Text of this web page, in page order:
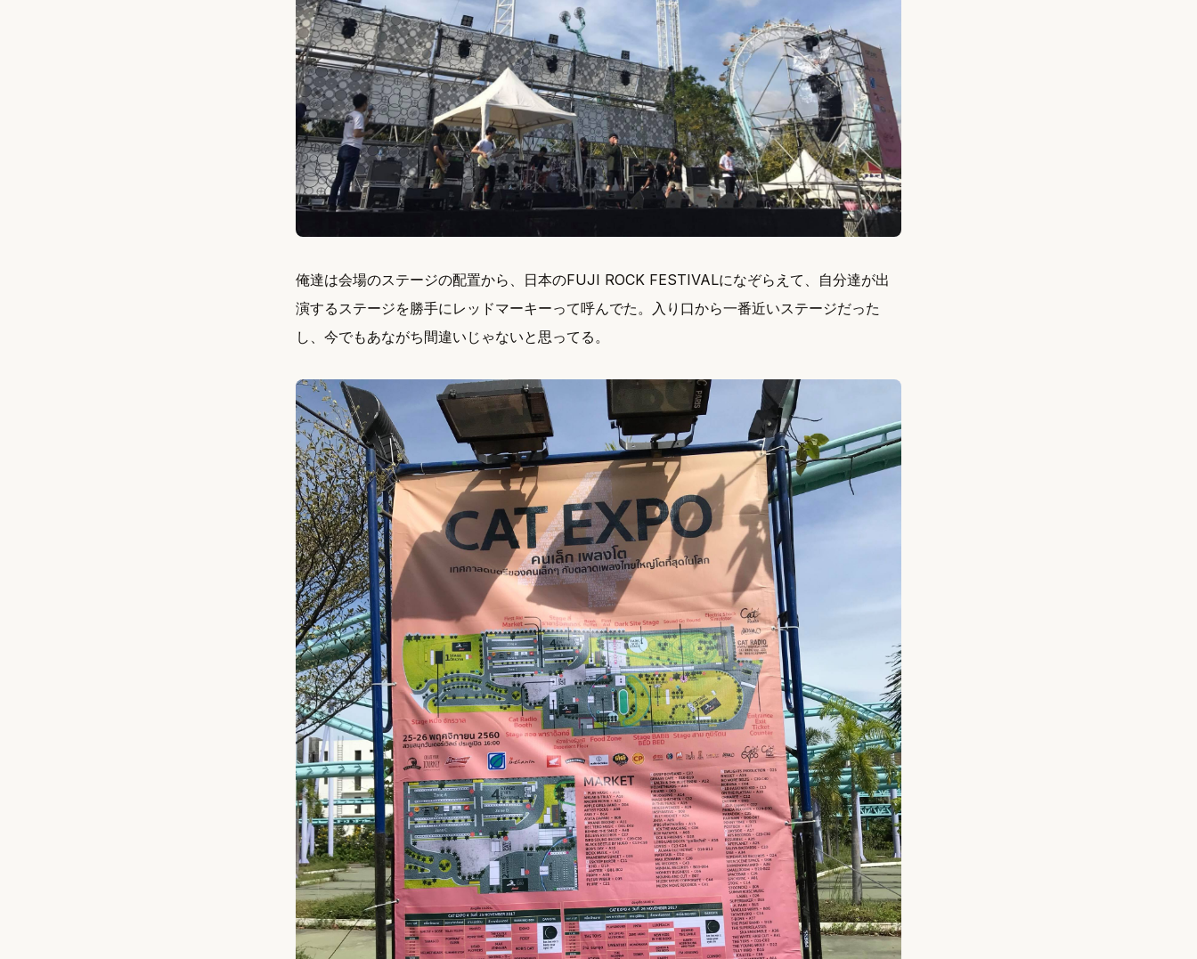
俺達は会場のステージの配置から、日本のFUJI ROCK FESTIVALになぞらえて、自分達が出
演するステージを勝手にレッドマーキーって呼んでた。入り口から一番近いステージだった
し、今でもあながち間違いじゃないと思ってる。